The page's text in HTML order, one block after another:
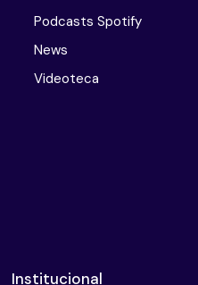
Podcasts Spotify
News
Videoteca
Institucional